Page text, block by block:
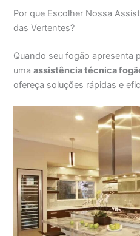
Por que Escolher Nossa
das Vertentes?
Quando seu fogão apresenta
umaassistência técnica
ofereça soluções rápidas e